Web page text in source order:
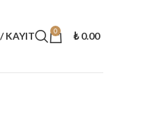
KAYIT 0 ₺0.00